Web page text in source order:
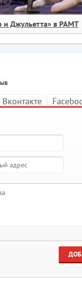
и Джульетта» в РАМТ
Вконтакте